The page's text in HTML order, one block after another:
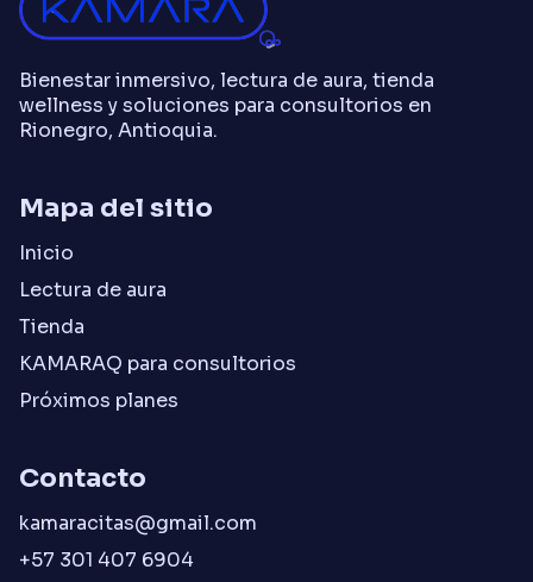
Bienestar inmersivo, lectura de aura, tienda
wellness y soluciones para consultorios en
Rionegro, Antioquia.
Mapa del sitio
Inicio
Lectura de aura
Tienda
KAMARAQ para consultorios
Próximos planes
Contacto
kamaracitas@gmail.com
+57 301 407 6904